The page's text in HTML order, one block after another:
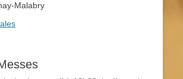
Malabry